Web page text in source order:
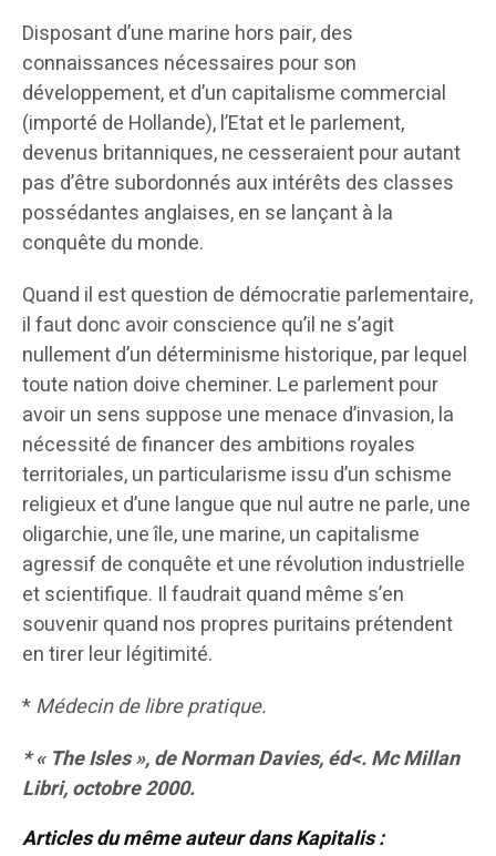
Disposant d’une marine hors pair, des
connaissances nécessaires pour son
développement, et d’un capitalisme commercial
(importé de Hollande), l’Etat et le parlement,
devenus britanniques, ne cesseraient pour autant
pas d’être subordonnés aux intérêts des classes
possédantes anglaises, en se lançant à la
conquête du monde.
Quand il est question de démocratie parlementaire,
il faut donc avoir conscience qu’il ne s’agit
nullement d’un déterminisme historique, par lequel
toute nation doive cheminer. Le parlement pour
avoir un sens suppose une menace d’invasion, la
nécessité de financer des ambitions royales
territoriales, un particularisme issu d’un schisme
religieux et d’une langue que nul autre ne parle, une
oligarchie, une île, une marine, un capitalisme
agressif de conquête et une révolution industrielle
et scientifique. Il faudrait quand même s’en
souvenir quand nos propres puritains prétendent
en tirer leur légitimité.
*Médecin de libre pratique.
* « The Isles », de Norman Davies, éd<. Mc Millan
Libri, octobre 2000.
Articles du même auteur dans Kapitalis :